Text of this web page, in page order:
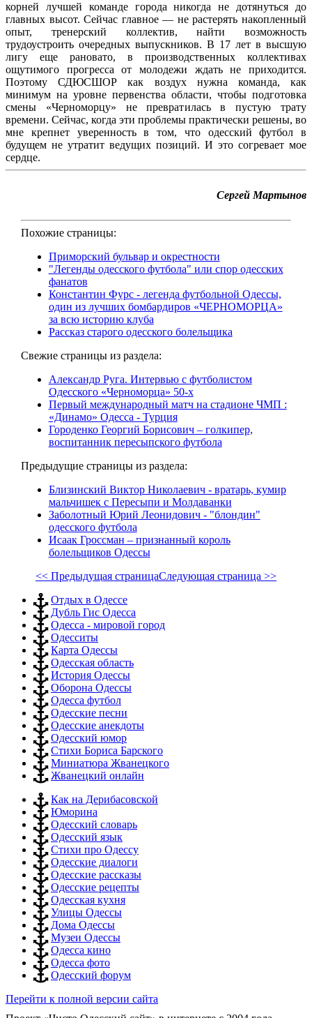
корней лучшей команде города никогда не дотянуться до
главных высот. Сейчас главное — не растерять накопленный
опыт, тренерский коллектив, найти возможность
трудоустроить очередных выпускников. В 17 лет в высшую
лигу еще рановато, в производственных коллективах
ощутимого прогресса от молодежи ждать не приходится.
Поэтому СДЮСШОР как воздух нужна команда, как
минимум на уровне первенства области, чтобы подготовка
смены «Черноморцу» не превратилась в пустую трату
времени. Сейчас, когда эти проблемы практически решены, во
мне крепнет уверенность в том, что одесский футбол в
будущем не утратит ведущих позиций. И это согревает мое
сердце.
Сергей Мартынов
Похожие страницы:
Приморский бульвар и окрестности
"Легенды одесского футбoла" или спор одесских
фанатов
Константин Фурс - легенда футбольной Одессы,
один из лучших бомбардиров «ЧЕРНОМОРЦА»
за всю историю клуба
Рассказ старого одесского болельщика
Свежие страницы из раздела:
Александр Руга. Интервью с футболистом
Одесского «Черноморца» 50-х
Первый международный матч на стадионе ЧМП :
«Динамо» Одесса - Турция
Городенко Георгий Борисович – голкипер,
воспитанник пересыпского футбола
Предыдущие страницы из раздела:
Близинский Виктор Николаевич - вратарь, кумир
мальчишек с Пересыпи и Молдаванки
Заболотный Юрий Леонидович - "блондин"
одесского футбола
Исаак Гроссман – признанный король
болельщиков Одессы
<< Предыдущая страницаСледующая страница >>
Отдых в Одессе
Дубль Гис Одесса
Одесса - мировой город
Одесситы
Карта Одессы
Одесская область
История Одессы
Оборона Одессы
Одесса футбол
Одесские песни
Одесские анекдоты
Одесский юмор
Стихи Бориса Барского
Миниатюра Жванецкого
Жванецкий онлайн
Как на Дерибасовской
Юморина
Одесский словарь
Одесский язык
Стихи про Одессу
Одесские диалоги
Одесские рассказы
Одесские рецепты
Одесская кухня
Улицы Одессы
Дома Одессы
Музеи Одессы
Одесса кино
Одесса фото
Одесский форум
Перейти к полной версии сайта